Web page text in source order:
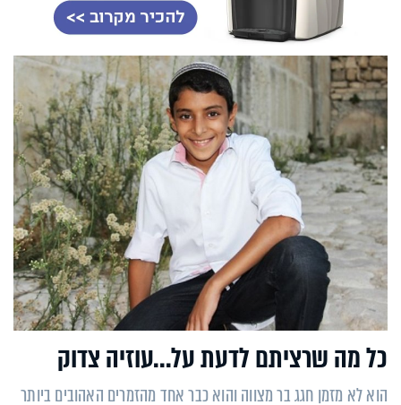
כל מה שרציתם לדעת על...עוזיה צדוק
הוא לא מזמן חגג בר מצווה והוא כבר אחד מהזמרים האהובים ביותר